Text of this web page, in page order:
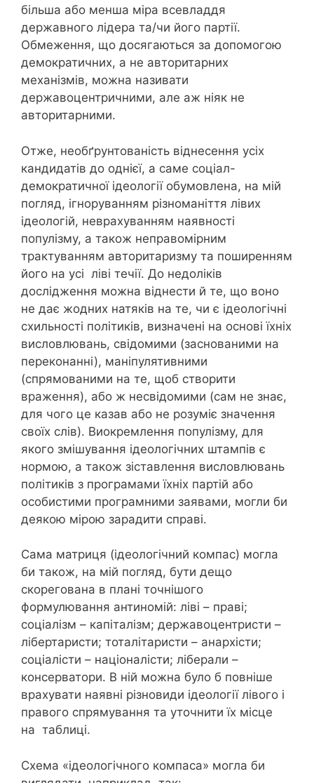
більша або менша міра всевладдя
державного лідера та/чи його партії.
Обмеження, що досягаються за допомогою
демократичних, а не авторитарних
механізмів, можна називати
державоцентричними, але аж ніяк не
авторитарними.
Отже, необґрунтованість віднесення усіх
кандидатів до однієї, а саме соціал-
демократичної ідеології обумовлена, на мій
погляд, ігноруванням різноманіття лівих
ідеологій, неврахуванням наявності
популізму, а також неправомірним
трактуванням авторитаризму та поширенням
його на усі ліві течії. До недоліків
дослідження можна віднести й те, що воно
не дає жодних натяків на те, чи є ідеологічні
схильності політиків, визначені на основі їхніх
висловлювань, свідомими (заснованими на
переконанні), маніпулятивними
(спрямованими на те, щоб створити
враження), або ж несвідомими (сам не знає,
для чого це казав або не розуміє значення
своїх слів). Виокремлення популізму, для
якого змішування ідеологічних штампів є
нормою, а також зіставлення висловлювань
політиків з програмами їхніх партій або
особистими програмними заявами, могли би
деякою мірою зарадити справі.
Сама матриця (ідеологічний компас) могла
би також, на мій погляд, бути дещо
скорегована в плані точнішого
формулювання антиномій: ліві – праві;
соціалізм – капіталізм; державоцентристи –
лібертаристи; тоталітаристи – анархісти;
соціалісти – націоналісти; ліберали –
консерватори. В ній можна було б повніше
врахувати наявні різновиди ідеології лівого і
правого спрямування та уточнити їх місце
на таблиці.
Схема «ідеологічного компаса» могла би